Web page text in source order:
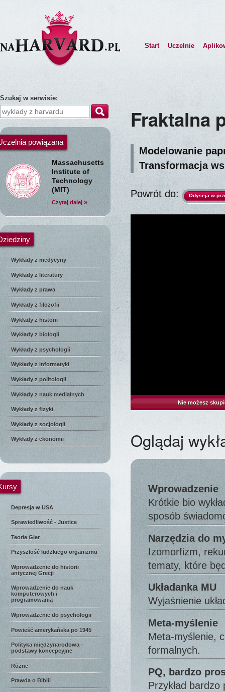
Start Uczelnie
Szukaj w serwisie:
powiązana
Massachusetts
Institute of
Technology
(MIT)
Czytaj dalej »
Wykłady z medycyny
Wykłady z literatury
Wykłady z prawa
Wykłady z filozofii
Wykłady z historii
Wykłady z biologii
Wykłady z psychologii
Wykłady z informatyki
Wykłady z politologii
Wykłady z nauk medialnych
Wykłady z fizyki
Wykłady z socjologii
Wykłady z ekonomii
Depresja w USA
Sprawiedliwość - Justice
Teoria Gier
Przyszłość ludzkiego organizmu
Wprowadzenie do historii
antycznej Grecji
Wprowadzenie do nauk
komputerowych i
programowania
Wprowadzenie do psychologii
Powieść amerykańska po 1945
Polityka międzynarodowa -
podstawy koncepcyjne
Różne
Prawda o Biblii
Fraktalna
Modelowanie
Transformacja
Powrót do: Odyseja w
Nie możesz
Oglądaj
Wprowadzenie
Krótkie bio
sposób
Narzędzia do
Izomorfizm,
tematy, które
Układanka MU
Wyjaśnienie
Meta-myślenie
Meta-myślenie,
formalnych.
PQ, bardzo
Przykład